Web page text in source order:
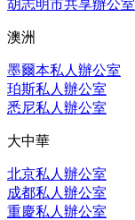
胡志明市共享辦公室
澳洲
墨爾本私人辦公室
珀斯私人辦公室
悉尼私人辦公室
大中華
北京私人辦公室
成都私人辦公室
重慶私人辦公室